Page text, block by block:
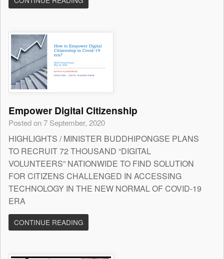
Empower Digital Citizenship
Posted on 7 September, 2020
HIGHLIGHTS / MINISTER BUDDHIPONGSE PLANS
TO RECRUIT 72 THOUSAND “DIGITAL
VOLUNTEERS” NATIONWIDE TO FIND SOLUTION
FOR CITIZENS CHALLENGED IN ACCESSING
TECHNOLOGY IN THE NEW NORMAL OF COVID-19
ERA
CONTINUE READING